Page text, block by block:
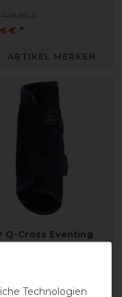
€ *
ARTIKEL MERKEN
Q-Cross Eventing
€ * Technologien